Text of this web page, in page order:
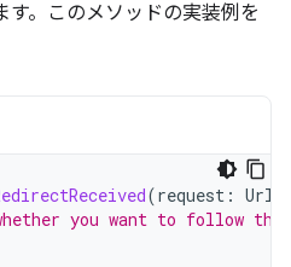
す。このメソッドの実装例を
(request :
you want to follow